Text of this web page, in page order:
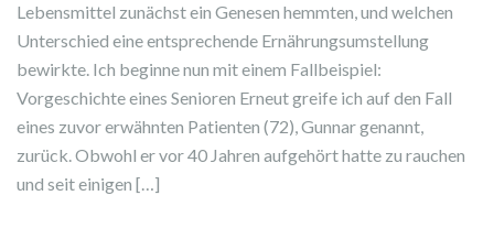
Lebensmittel zunächst ein Genesen hemmten, und welchen
Unterschied eine entsprechende Ernährungsumstellung
bewirkte. Ich beginne nun mit einem Fallbeispiel:
Vorgeschichte eines Senioren Erneut greife ich auf den Fall
eines zuvor erwähnten Patienten (72), Gunnar genannt,
zurück. Obwohl er vor 40 Jahren aufgehört hatte zu rauchen
und seit einigen […]